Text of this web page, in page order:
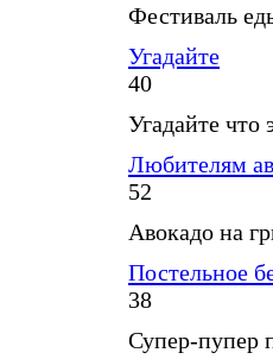
Фестиваль
Угадайте
40
Угадайте что
Любителям
52
Авокадо на
Постельное
38
Супер-пупер